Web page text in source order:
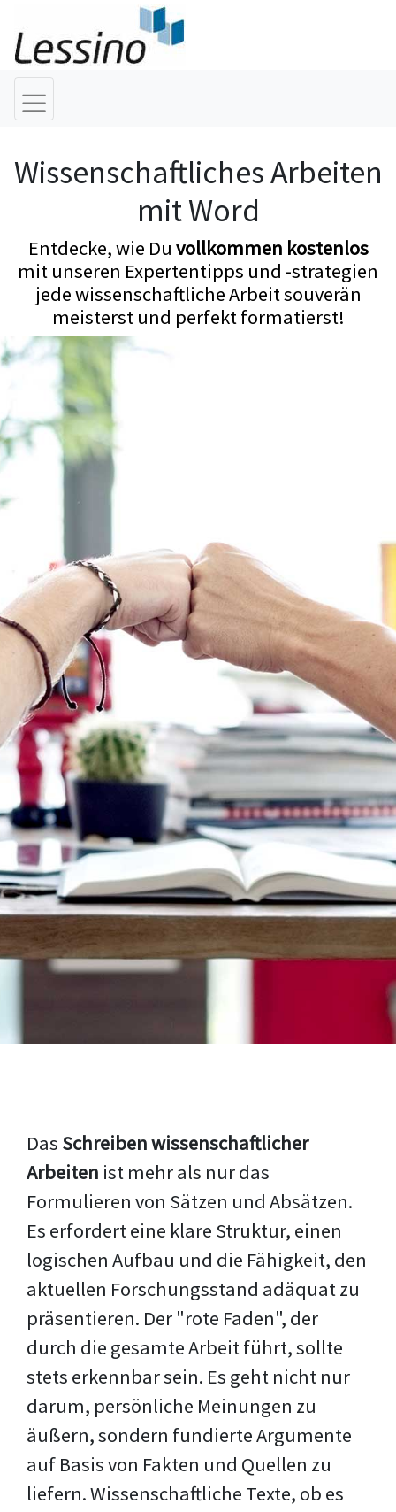
Wissenschaftliches Arbeiten
mit Word
Entdecke, wie Du vollkommen kostenlos
mit unseren Expertentipps und -strategien
jede wissenschaftliche Arbeit souverän
meisterst und perfekt formatierst!
Das Schreiben wissenschaftlicher
Arbeiten ist mehr als nur das
Formulieren von Sätzen und Absätzen.
Es erfordert eine klare Struktur, einen
logischen Aufbau und die Fähigkeit, den
aktuellen Forschungsstand adäquat zu
präsentieren. Der "rote Faden", der
durch die gesamte Arbeit führt, sollte
stets erkennbar sein. Es geht nicht nur
darum, persönliche Meinungen zu
äußern, sondern fundierte Argumente
auf Basis von Fakten und Quellen zu
liefern. Wissenschaftliche Texte, ob es